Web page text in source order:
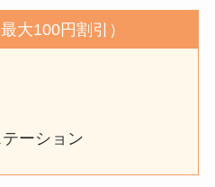
大100円割引）
ーション